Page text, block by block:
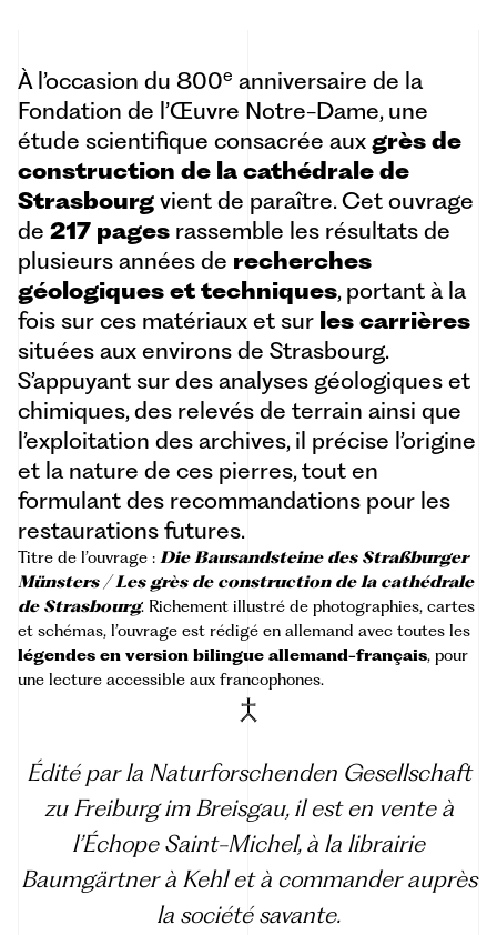
À l’occasion du 800e anniversaire de la
Fondation de l’Œuvre Notre-Dame, une
étude scientifique consacrée aux grès de
construction de la cathédrale de
Strasbourg vient de paraître. Cet ouvrage
de 217 pages rassemble les résultats de
plusieurs années de recherches
géologiques et techniques, portant à la
fois sur ces matériaux et sur les carrières
situées aux environs de Strasbourg.
S’appuyant sur des analyses géologiques et
chimiques, des relevés de terrain ainsi que
l’exploitation des archives, il précise l’origine
et la nature de ces pierres, tout en
formulant des recommandations pour les
restaurations futures.
Titre de l’ouvrage : Die Bausandsteine des Straßburger
Münsters / Les grès de construction de la cathédrale
de Strasbourg. Richement illustré de photographies, cartes
et schémas, l’ouvrage est rédigé en allemand avec toutes les
légendes en version bilingue allemand-français, pour
une lecture accessible aux francophones.
Édité par la Naturforschenden Gesellschaft
zu Freiburg im Breisgau, il est en vente à
l’Échope Saint-Michel, à la librairie
Baumgärtnerà Kehl et à commander auprès
la société savante.